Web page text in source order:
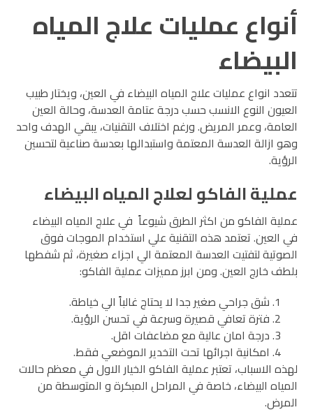
أنواع عمليات علاج المياه
البيضاء
تتعدد انواع عمليات علاج المياه البيضاء في العين، ويختار طبيب
العيون النوع الانسب حسب درجة عتامة العدسة، وحالة العين
العامة، وعمر المريض. ورغم اختلاف التقنيات، يبقي الهدف واحد
وهو ازالة العدسة المعتمة واستبدالها بعدسة صناعية لتحسين
الرؤية.
عملية الفاكو لعلاج المياه البيضاء
عملية الفاكو من اكثر الطرق شيوعاً في علاج المياه البيضاء
في العين. تعتمد هذه التقنية علي استخدام الموجات فوق
الصوتية لتفتيت العدسة المعتمة الي اجزاء صغيرة، ثم شفطها
بلطف خارج العين. ومن ابرز مميزات عملية الفاكو:
شق جراحي صغير جدا لا يحتاج غالباً الي خياطة.
فترة تعافي قصيرة وسرعة في تحسن الرؤية.
درجة امان عالية مع مضاعفات اقل.
امكانية اجرائها تحت التخدير الموضعي فقط.
لهذه الاسباب، تعتبر عملية الفاكو الخيار الاول في معظم حالات
المياه البيضاء، خاصة في المراحل المبكرة و المتوسطة من
المرض.